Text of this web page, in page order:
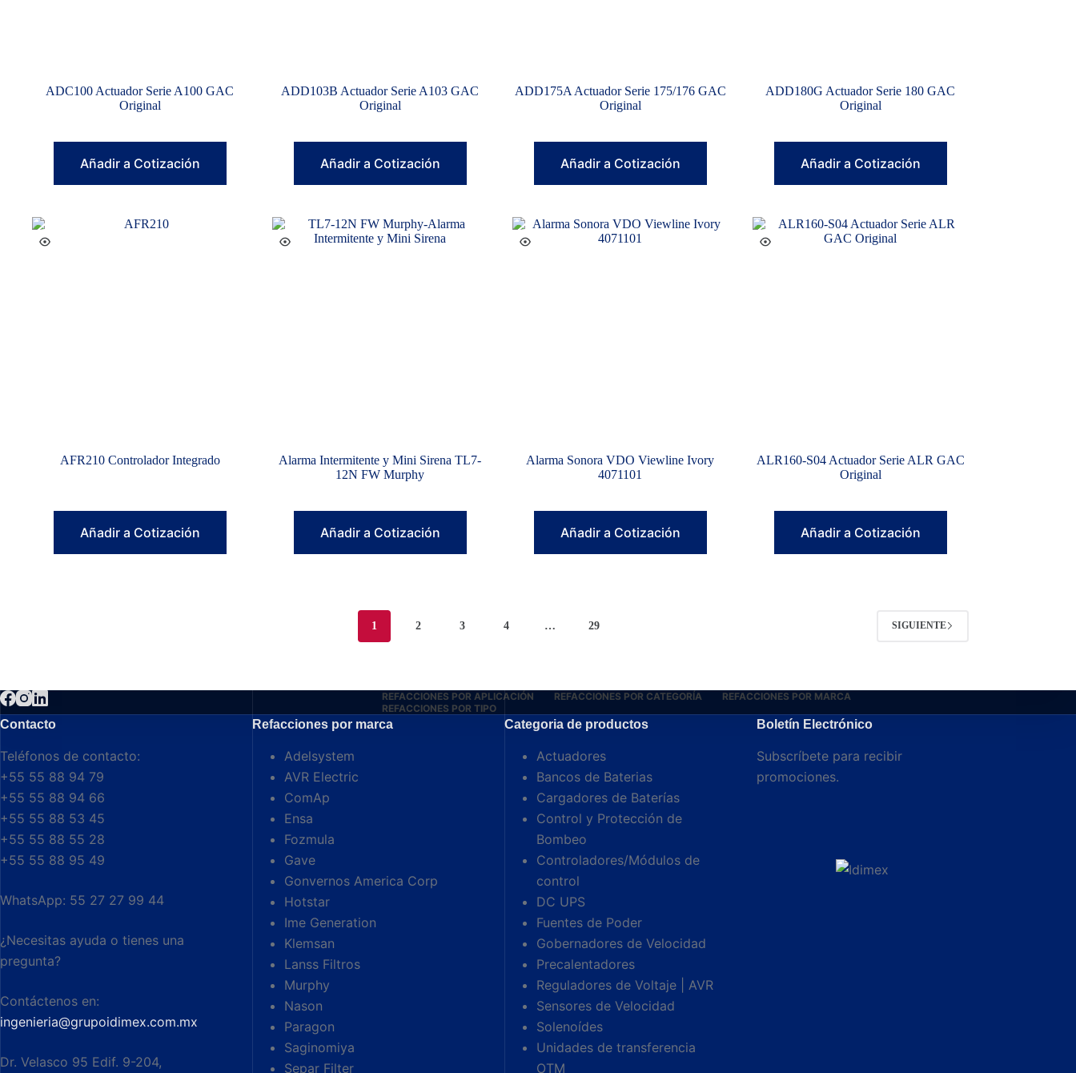
ADC100 Actuador Serie A100 GAC
Original
Añadir a Cotización
ADD103B Actuador Serie A103 GAC
Original
Añadir a Cotización
ADD175A Actuador Serie 175/176 GAC
Original
Añadir a Cotización
ADD180G Actuador Serie 180 GAC
Original
Añadir a Cotización
AFR210 Controlador Integrado
Añadir a Cotización
Alarma Intermitente y Mini Sirena TL7-
12N FW Murphy
Añadir a Cotización
Alarma Sonora VDO Viewline Ivory
4071101
Añadir a Cotización
ALR160-S04 Actuador Serie ALR GAC
Original
Añadir a Cotización
1 2 3 4 … 29 SIGUIENTE
REFACCIONES POR APLICACIÓN REFACCIONES POR CATEGORÍA
REFACCIONES POR MARCA
REFACCIONES POR TIPO
Contacto
Teléfonos de contacto:
+55 55 88 94 79
+55 55 88 94 66
+55 55 88 53 45
+55 55 88 55 28
+55 55 88 95 49
WhatsApp: 55 27 27 99 44
¿Necesitas ayuda o tienes una
pregunta?
Contáctenos en:
ingenieria@grupoidimex.com.mx
Dr. Velasco 95 Edif. 9-204,
Refacciones por marca
Adelsystem
AVR Electric
ComAp
Ensa
Fozmula
Gave
Gonvernos America Corp
Hotstar
Ime Generation
Klemsan
Lanss Filtros
Murphy
Nason
Paragon
Saginomiya
Separ Filter
Categoria de productos
Actuadores
Bancos de Baterias
Cargadores de Baterías
Control y Protección de
Bombeo
Controladores/Módulos de
control
DC UPS
Fuentes de Poder
Gobernadores de Velocidad
Precalentadores
Reguladores de Voltaje | AVR
Sensores de Velocidad
Solenoídes
Unidades de transferencia
OTM
Boletín Electrónico
Subscríbete para recibir
promociones.